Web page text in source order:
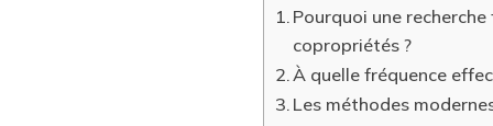
Pourquoi une
copropriétés ?
À quelle fréquence
Les méthodes